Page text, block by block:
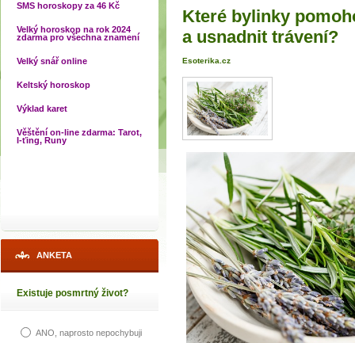
SMS horoskopy za 46 Kč
Velký horoskop na rok 2024
zdarma pro všechna znamení
Velký snář online
Keltský horoskop
Výklad karet
Věštění on-line zdarma: Tarot,
I-ťing, Runy
ANKETA
Existuje posmrtný život?
ANO, naprosto nepochybuji
Které bylinky
a usnadnit trávení?
Esoterika.cz